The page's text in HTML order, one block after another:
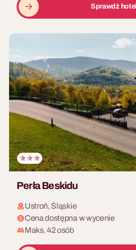
Sprawdź hotel
Perła Beskidu
Ustroń, Śląskie
Cena dostępna w wycenie
Maks. 42 osób